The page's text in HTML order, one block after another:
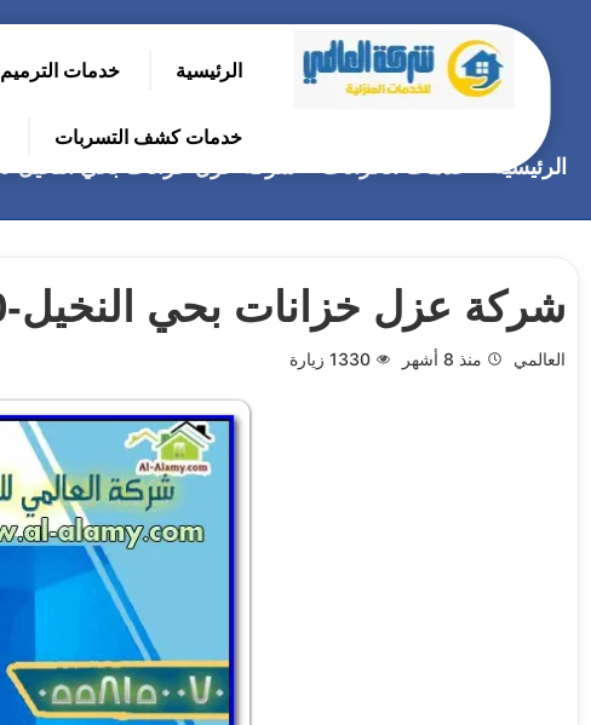
الرئيسية خدمات الترميم
خدمات كشف التسربات
الرئيسية
خدمات الخزانات شركة عزل خزانات بحي النخيل-0558150070
شركة عزل خزانات بحي النخيل-0558150070
العالمي منذ 8 أشهر 1330 زيارة